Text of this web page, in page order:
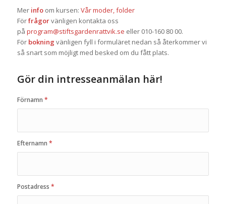
Merinfo om kursen: Vår moder, folder
Förfrågorvänligen kontakta oss
på program@stiftsgardenrattvik.se eller 010-160 80 00.
För bokning vänligen fyll i formuläret nedan så återkommer vi
så snart som möjligt med besked om du fått plats.
Gör din intresseanmälan här!
Förnamn *
Efternamn *
Postadress *